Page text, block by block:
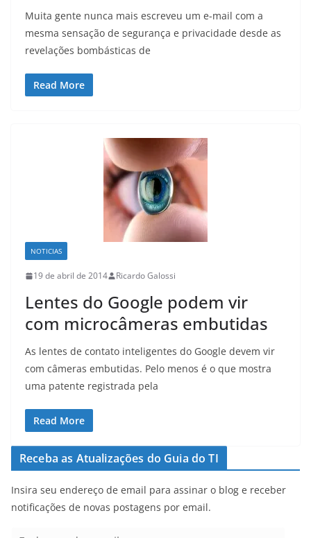
Muita gente nunca mais escreveu um e-mail com a
mesma sensação de segurança e privacidade desde as
revelações bombásticas de
Read More
NOTICIAS
19 de abril de 2014 Ricardo Galossi
Lentes do Google podem vir
com microcâmeras embutidas
As lentes de contato inteligentes do Google devem vir
com câmeras embutidas. Pelo menos é o que mostra
uma patente registrada pela
Read More
Receba as Atualizações do Guia do TI
Insira seu endereço de email para assinar o blog e receber
notificações de novas postagens por email.